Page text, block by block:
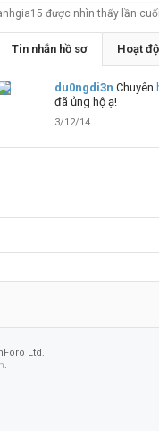
được nhìn thấy lần
Tin nhắn hồ sơ Hoạt
du0ngdi3n Chuyên
đã ủng hộ ạ!
3/12/14
Ltd.
.